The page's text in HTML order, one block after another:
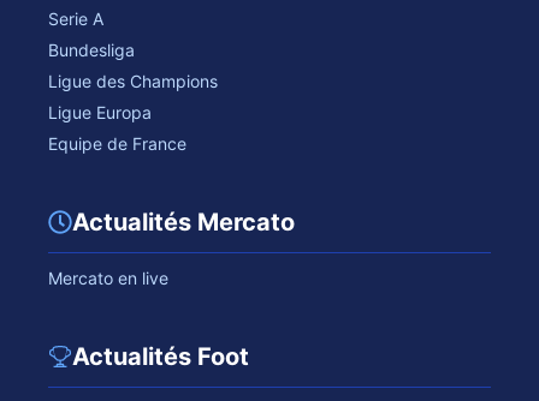
Serie A
Bundesliga
Ligue des Champions
Ligue Europa
Equipe de France
Actualités Mercato
Mercato en live
Actualités Foot